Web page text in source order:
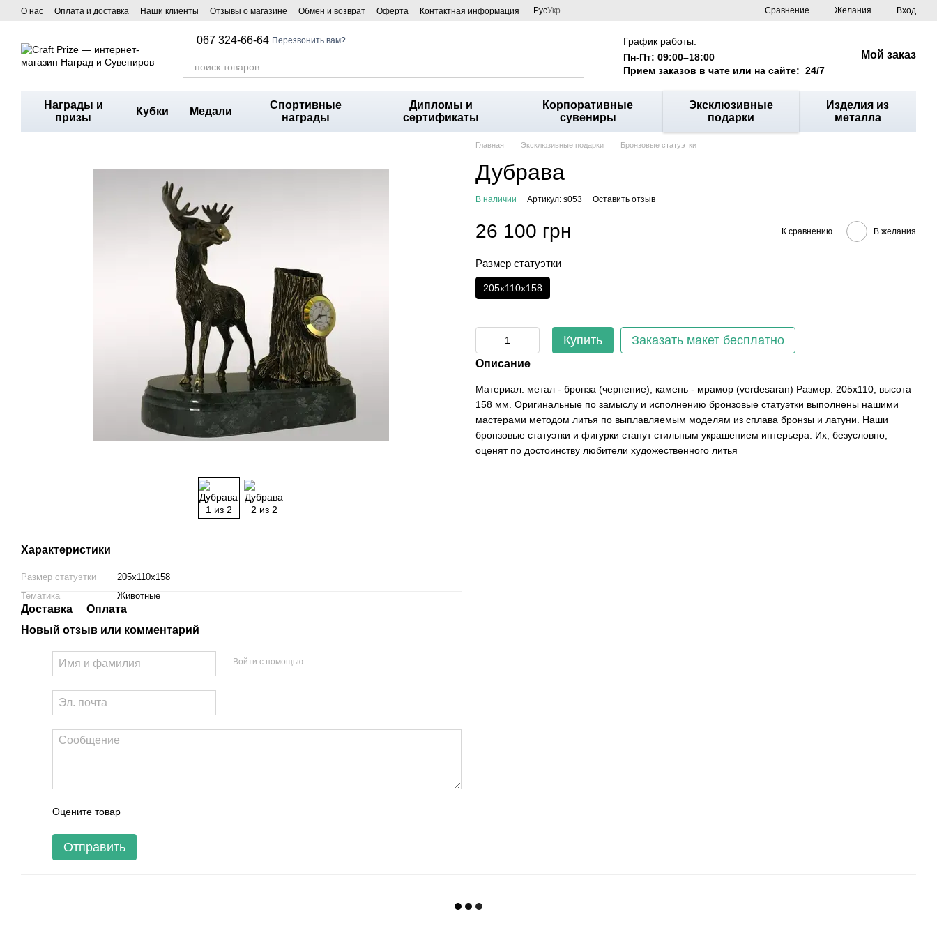
Перейти к основному контенту
О нас Оплата и доставка Наши клиенты Отзывы о магазине Обмен и возврат Оферта Контактная информация РусУкр Сравнение Желания Вход
067 324-66-64 Перезвонить вам?
График работы:
Пн-Пт: 09:00–18:00
Прием заказов в чате или на сайте: 24/7
Мой заказ
Награды и
призы
Кубки Медали
Спортивные
награды
Дипломы и
сертификаты
Корпоративные
сувениры
Эксклюзивные
подарки
Изделия из
металла
Характеристики
Размер статуэтки
205х110х158
Тематика
Животные
Доставка
Оплата
Новый отзыв или комментарий
Войти с помощью
Оцените товар
Отправить
Главная Эксклюзивные подарки Бронзовые статуэтки
Дубрава
В наличии Артикул: s053 Оставить отзыв
26 100 грн К сравнению В желания
Размер статуэтки
205х110х158
Купить Заказать макет бесплатно
Описание
Материал: метал - бронза (чернение), камень - мрамор (verdesaran) Размер: 205х110, высота
158 мм. Оригинальные по замыслу и исполнению бронзовые статуэтки выполнены нашими
мастерами методом литья по выплавляемым моделям из сплава бронзы и латуни. Наши
бронзовые статуэтки и фигурки станут стильным украшением интерьера. Их, безусловно,
оценят по достоинству любители художественного литья